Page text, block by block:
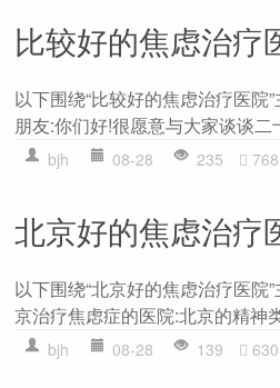
比较好的焦虑治疗
以下围绕“比较好的焦虑治疗医
朋友:你们好!很愿意与大家谈谈二
bjh 08-28 235 768
北京好的焦虑治疗
以下围绕“北京好的焦虑治疗医
京治疗焦虑症的医院:北京的精神
bjh 08-28 139 630